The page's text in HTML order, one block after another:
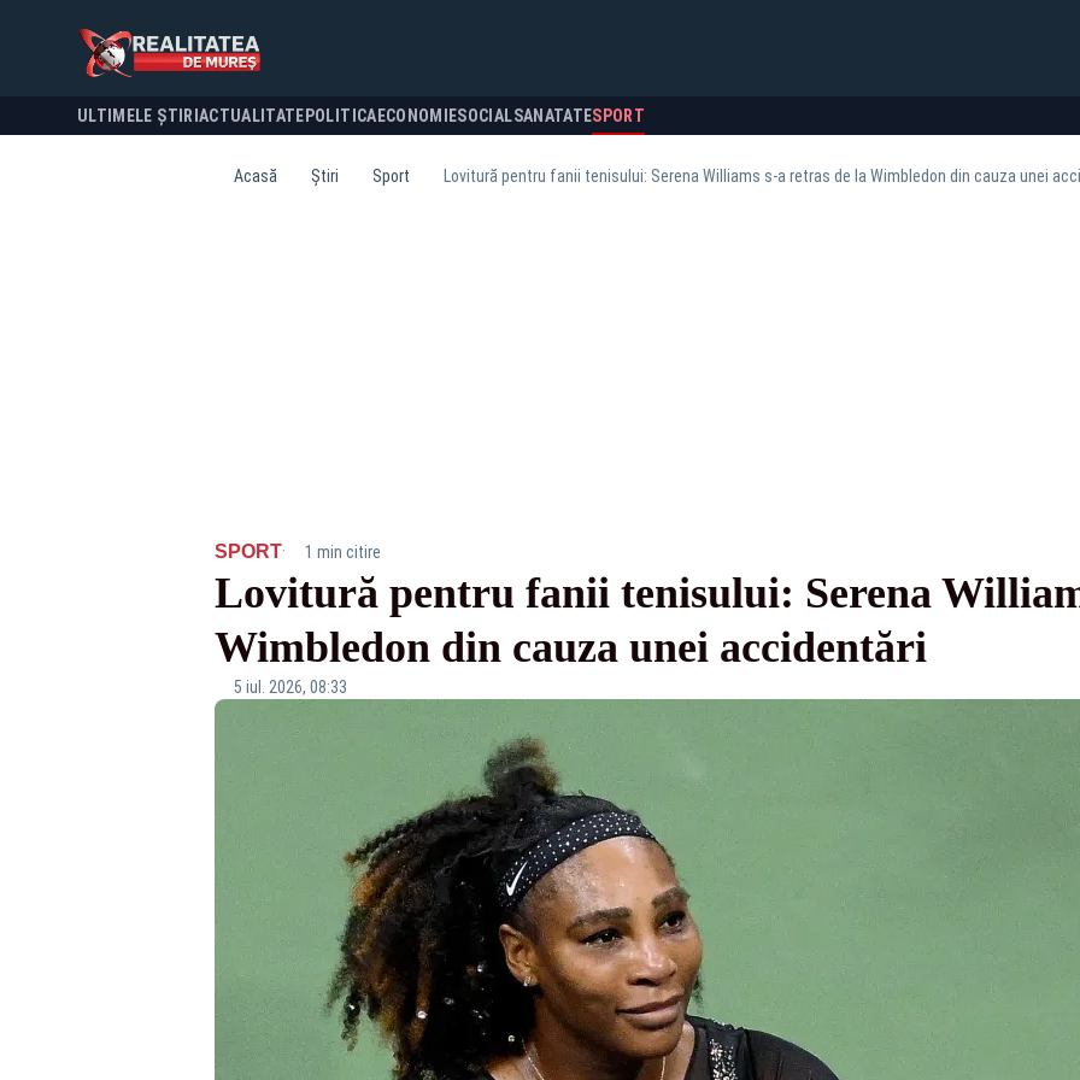
ULTIMELE ȘTIRI ACTUALITATE POLITICA ECONOMIESOCIALSANATATESPORT
Acasă Știri Sport Lovitură pentru fanii tenisului: Serena Williams s-a retras de la Wimbledon din cauza unei
SPORT· 1 min citire
Lovitură pentru fanii tenisului: Serena
Wimbledon din cauza unei accidentări
5 iul. 2026, 08:33